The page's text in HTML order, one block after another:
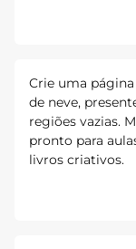
Crie uma
de neve,
regiões vazias.
pronto para
livros criativos.